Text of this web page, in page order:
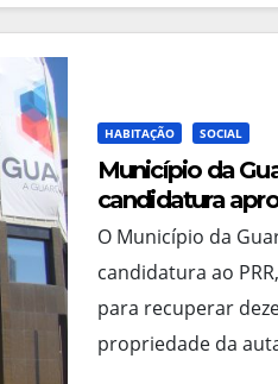
HABITAÇÃO SOCIAL
Município da
candidatura
mais de 4
recuperar
dos Amores,
Rio Diz
O Município da
candidatura ao
para recuperar
propriedade da